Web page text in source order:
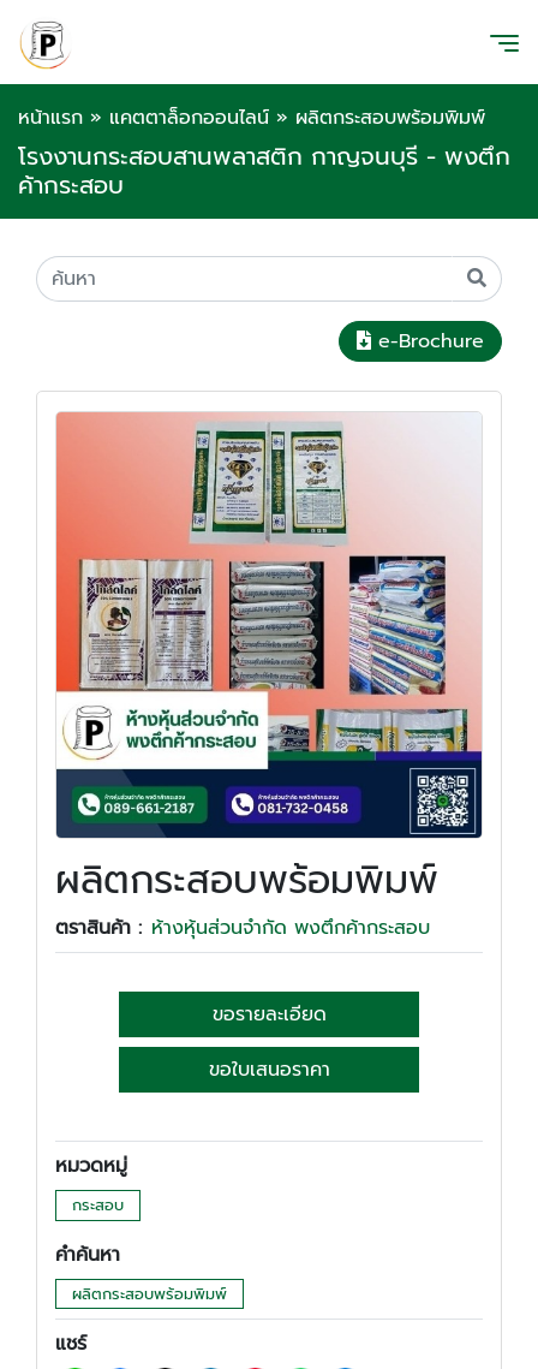
หน้าแรก » แคตตาล็อกออนไลน์ » ผลิตกระสอบพร้อมพิมพ์
โรงงานกระสอบสานพลาสติก กาญจนบุรี - พงตึก
ค้ากระสอบ
e-Brochure
ผลิตกระสอบพร้อมพิมพ์
ตราสินค้า : ห้างหุ้นส่วนจำกัด พงตึกค้ากระสอบ
ขอรายละเอียด
ขอใบเสนอราคา
หมวดหมู่
กระสอบ
คำค้นหา
ผลิตกระสอบพร้อมพิมพ์
แชร์